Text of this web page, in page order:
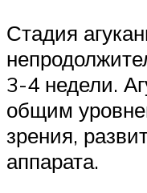
Стадия
3-4 недели.
общим
зрения,
аппарата.